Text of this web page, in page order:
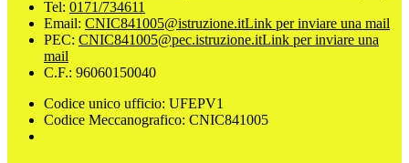
Tel: 0171/734611
Email: CNIC841005@istruzione.itLink per inviare una mail
PEC: CNIC841005@pec.istruzione.itLink per inviare una
mail
C.F.: 96060150040
Codice unico ufficio: UFEPV1
Codice Meccanografico: CNIC841005